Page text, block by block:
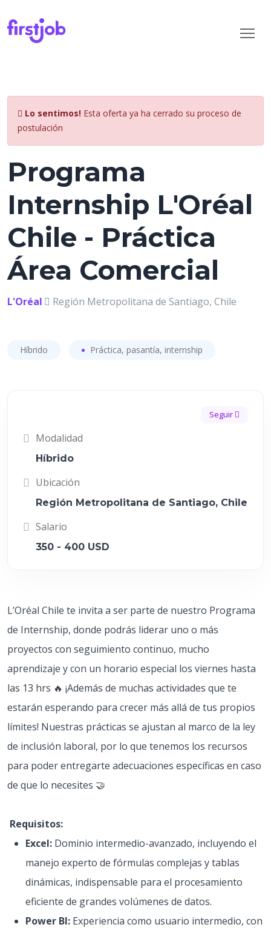
Lo sentimos! Esta oferta ya ha cerrado su proceso de
postulación
Programa
Internship L'Oréal
Chile - Práctica
Área Comercial
L'Oréal Región Metropolitana de Santiago, Chile
Híbrido Práctica, pasantía, internship
Seguir
Modalidad
Híbrido
Ubicación
Región Metropolitana de Santiago, Chile
Salario
350 - 400 USD
L’Oréal Chile te invita a ser parte de nuestro Programa
de Internship, donde podrás liderar uno o más
proyectos con seguimiento continuo, mucho
aprendizaje y con un horario especial los viernes hasta
las 13 hrs 🔥 ¡Además de muchas actividades que te
estarán esperando para crecer más allá de tus propios
límites! Nuestras prácticas se ajustan al marco de la ley
de inclusión laboral, por lo que tenemos los recursos
para poder entregarte adecuaciones específicas en caso
de que lo necesites 🤝
Requisitos:
Excel: Dominio intermedio-avanzado, incluyendo el
manejo experto de fórmulas complejas y tablas
dinámicas, indispensable para el procesamiento
eficiente de grandes volúmenes de datos.
Power BI: Experiencia como usuario intermedio, con